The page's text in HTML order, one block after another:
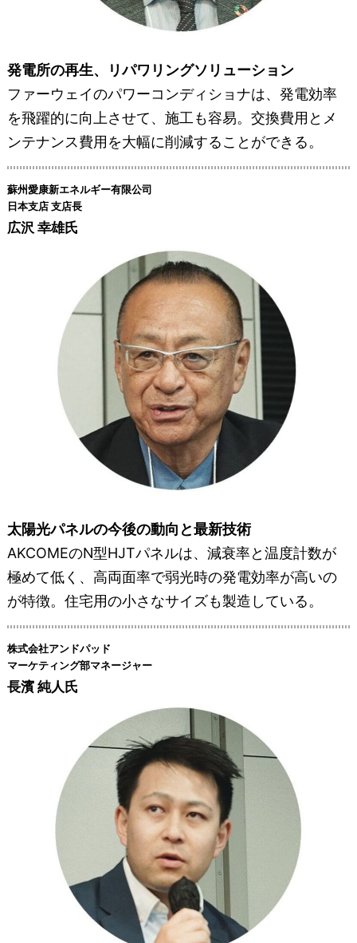
発電所の再生、リパワリングソリューション
ファーウェイのパワーコンディショナは、発電効率
を飛躍的に向上させて、施工も容易。交換費用とメ
ンテナンス費用を大幅に削減することができる。
蘇州愛康新エネルギー有限公司
日本支店 支店長
広沢 幸雄氏
太陽光パネルの今後の動向と最新技術
AKCOMEのN型HJTパネルは、減衰率と温度計数が
極めて低く、高両面率で弱光時の発電効率が高いの
が特徴。住宅用の小さなサイズも製造している。
株式会社アンドパッド
マーケティング部マネージャー
長濱 純人氏